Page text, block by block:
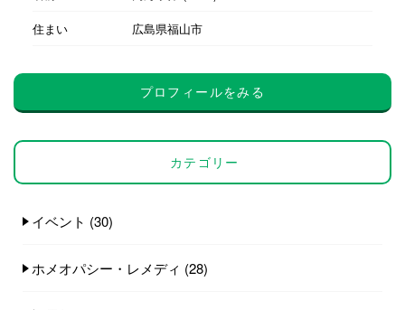
住まい
広島県福山市
プロフィールをみる
カテゴリー
イベント (30)
ホメオパシー・レメディ (28)